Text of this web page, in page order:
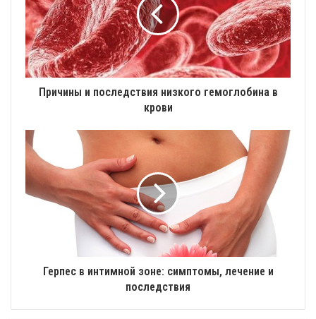
Причины и последствия низкого гемоглобина в
крови
Герпес в интимной зоне: симптомы, лечение и
последствия